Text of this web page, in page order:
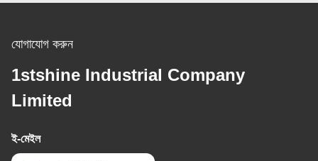
যোগাযোগ করুন
1stshine Industrial Company
Limited
ই-মেইল